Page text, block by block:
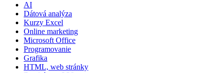
AI
Dátová analýza
Kurzy Excel
Online marketing
Microsoft Office
Programovanie
Grafika
HTML, web stránky